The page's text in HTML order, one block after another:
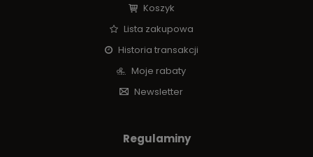
Koszyk
Lista zakupowa
Historia transakcji
Moje rabaty
Newsletter
Regulaminy